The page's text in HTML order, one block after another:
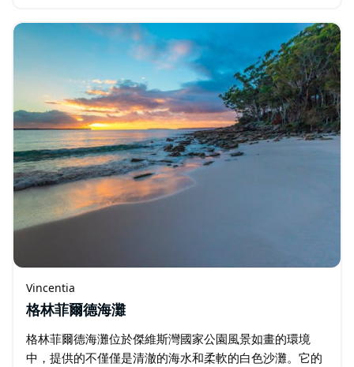
Vincentia
格林菲爾德海灘
格林菲爾德海灘位於傑維斯灣國家公園風景如畫的環境
中，提供的不僅僅是清澈的海水和柔軟的白色沙灘。它的